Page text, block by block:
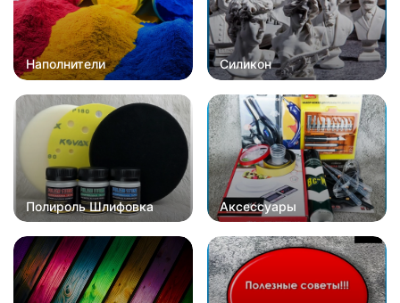
Наполнители Силикон
Полироль Шлифовка Аксессуары